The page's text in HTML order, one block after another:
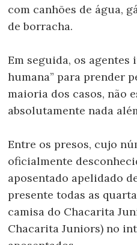
com canhões de água,
de borracha.
Em seguida, os agentes
humana” para prender
maioria dos casos, não
absolutamente nada
Entre os presos, cujo
oficialmente
aposentado apelidado
presente todas as
camisa do Chacarita
Chacarita Juniors) no